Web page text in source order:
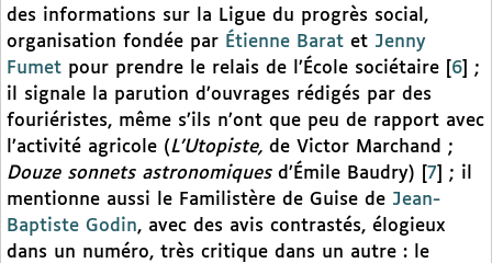
des informations sur la Ligue du progrès social,
organisation fondée par Étienne Barat et Jenny
Fumet pour prendre le relais de l’École sociétaire 6
;
il signale la parution d’ouvrages rédigés par des
fouriéristes, même s’ils n’ont que peu de rapport avec
l’activité agricole (L’Utopiste, de Victor Marchand ;
Douze sonnets astronomiques d’Émile Baudry) 7
; il
mentionne aussi le Familistère de Guise de Jean-
Baptiste Godin, avec des avis contrastés, élogieux
dans un numéro, très critique dans un autre : le